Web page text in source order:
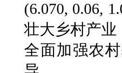
(6.070, 0.06,
壮大乡村产业
全面加强农